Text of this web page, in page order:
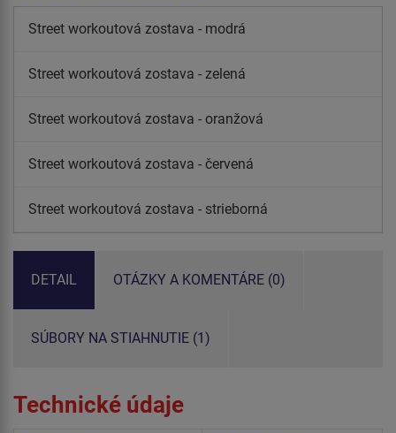
Street workoutová zostava - modrá
Street workoutová zostava - zelená
Street workoutová zostava - oranžová
Street workoutová zostava - červená
Street workoutová zostava - strieborná
DETAIL OTÁZKY A KOMENTÁRE (0)
SÚBORY NA STIAHNUTIE (1)
Technické údaje